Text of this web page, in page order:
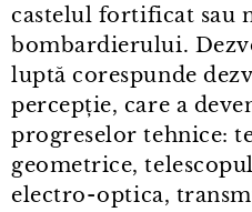
castelul fortificat sau
bombardierului.
luptă corespunde
percepție, care a
progreselor tehnice:
geometrice,
electro⁠-⁠optica,